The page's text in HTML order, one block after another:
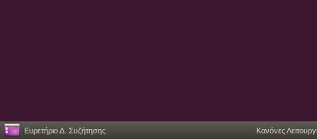
Ευρετήριο Δ. Συζήτησης Κανόνες